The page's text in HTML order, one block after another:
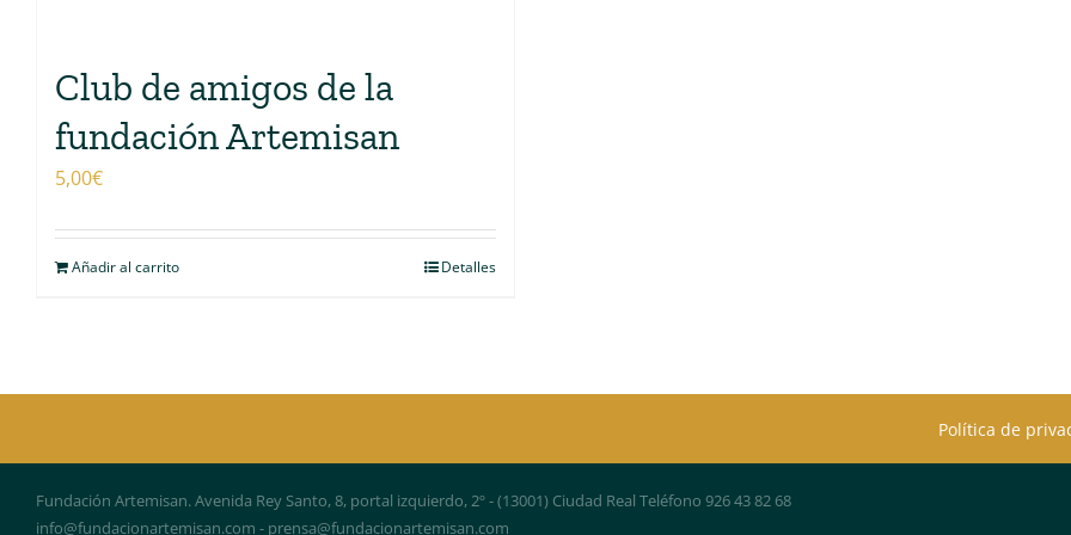
Club de amigos de la
fundación Artemisan
5,00€
Añadir al carrito Detalles
Política de
Fundación Artemisan. Avenida Rey Santo, 8, portal izquierdo, 2º - (13001) Ciudad Real Teléfono 926 43 82 68
info@fundacionartemisan.com - prensa@fundacionartemisan.com